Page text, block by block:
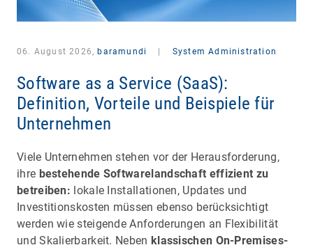
06. August 2026, baramundi System Administration
Software as a Service (SaaS):
Definition, Vorteile und Beispiele für
Unternehmen
Viele Unternehmen stehen vor der Herausforderung,
ihre bestehende Softwarelandschaft effizient zu
betreiben: lokale Installationen, Updates und
Investitionskosten müssen ebenso berücksichtigt
werden wie steigende Anforderungen an Flexibilität
und Skalierbarkeit. Neben klassischen On-Premises-